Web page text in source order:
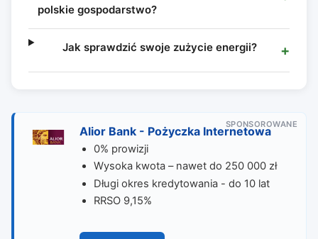
polskie gospodarstwo?
Jak sprawdzić swoje zużycie energii?
SPONSOROWANE
Alior Bank - Pożyczka Internetowa
0% prowizji
Wysoka kwota – nawet do 250 000 zł
Długi okres kredytowania - do 10 lat
RRSO 9,15%